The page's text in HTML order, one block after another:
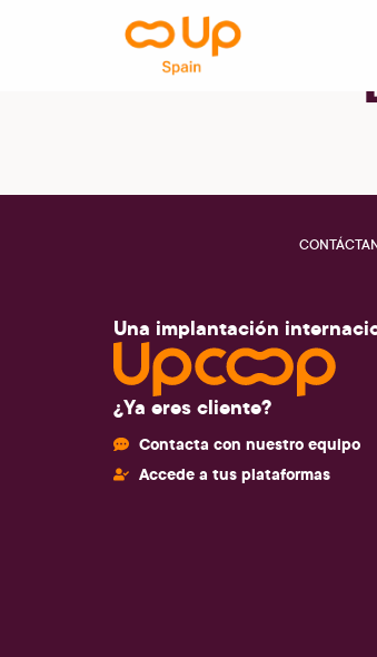
Una implantación
¿Ya eres cliente?
Contacta con nuestro equipo
Accede a tus plataformas